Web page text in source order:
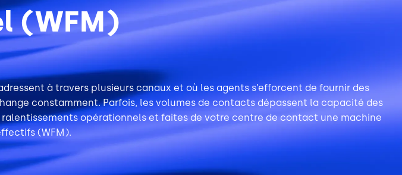
(WFM)
à travers plusieurs canaux et où les agents s’efforcent de fournir des
constamment. Parfois, les volumes de contacts dépassent la capacité des
ralentissements opérationnels et faites de votre centre de contact une machine
(WFM).